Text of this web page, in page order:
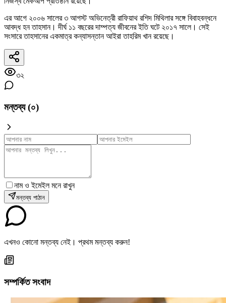
এর আগে ২০০৬ সালের ৩ আগস্ট অভিনেত্রী রাফিয়াথ রশিদ মিথিলার সঙ্গে বিবাহবন্ধনে
আবদ্ধ হন তাহসান। দীর্ঘ ১১ বছরের দাম্পত্য জীবনের ইতি ঘটে ২০১৭ সালে। সেই
সংসারে তাহসানের একমাত্র কন্যাসন্তান আইরা তাহরিম খান রয়েছে।
৩২
মন্তব্য (০)
নাম ও ইমেইল মনে রাখুন
মন্তব্য পাঠান
এখনও কোনো মন্তব্য নেই। প্রথম মন্তব্য করুন!
সম্পর্কিত সংবাদ